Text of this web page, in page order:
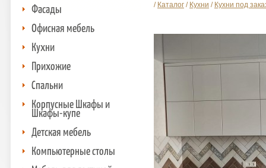
Фасады
Офисная мебель
Кухни
Прихожие
Спальни
Корпусные Шкафы и
Шкафы-купе
Детская мебель
Компьютерные столы
/ Каталог / Кухни / Кухни под